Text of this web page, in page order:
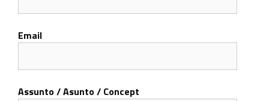
Email
Assunto / Asunto / Concept